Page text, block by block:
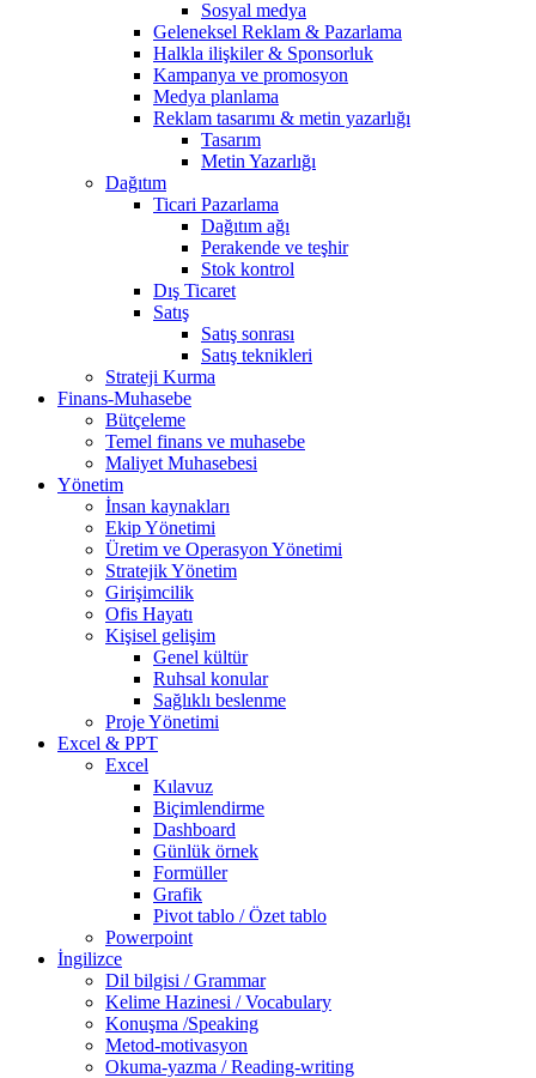
Sosyal medya
Geleneksel Reklam & Pazarlama
Halkla ilişkiler & Sponsorluk
Kampanya ve promosyon
Medya planlama
Reklam tasarımı & metin yazarlığı
Tasarım
Metin Yazarlığı
Dağıtım
Ticari Pazarlama
Dağıtım ağı
Perakende ve teşhir
Stok kontrol
Dış Ticaret
Satış
Satış sonrası
Satış teknikleri
Strateji Kurma
Finans-Muhasebe
Bütçeleme
Temel finans ve muhasebe
Maliyet Muhasebesi
Yönetim
İnsan kaynakları
Ekip Yönetimi
Üretim ve Operasyon Yönetimi
Stratejik Yönetim
Girişimcilik
Ofis Hayatı
Kişisel gelişim
Genel kültür
Ruhsal konular
Sağlıklı beslenme
Proje Yönetimi
Excel & PPT
Excel
Kılavuz
Biçimlendirme
Dashboard
Günlük örnek
Formüller
Grafik
Pivot tablo / Özet tablo
Powerpoint
İngilizce
Dil bilgisi / Grammar
Kelime Hazinesi / Vocabulary
Konuşma /Speaking
Metod-motivasyon
Okuma-yazma / Reading-writing